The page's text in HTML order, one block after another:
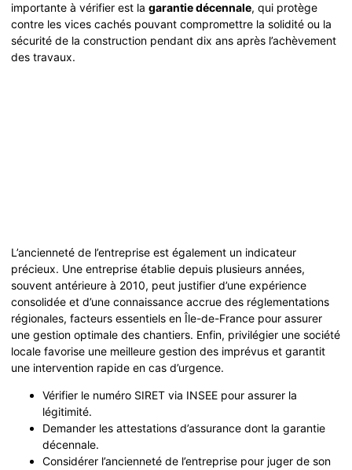
importante à vérifier est la garantie décennale, qui protège
contre les vices cachés pouvant compromettre la solidité ou la
sécurité de la construction pendant dix ans après l’achèvement
des travaux.
L’ancienneté de l’entreprise est également un indicateur
précieux. Une entreprise établie depuis plusieurs années,
souvent antérieure à 2010, peut justifier d’une expérience
consolidée et d’une connaissance accrue des réglementations
régionales, facteurs essentiels en Île-de-France pour assurer
une gestion optimale des chantiers. Enfin, privilégier une société
locale favorise une meilleure gestion des imprévus et garantit
une intervention rapide en cas d’urgence.
Vérifier le numéro SIRET via INSEE pour assurer la
légitimité.
Demander les attestations d’assurance dont la garantie
décennale.
Considérer l’ancienneté de l’entreprise pour juger de son